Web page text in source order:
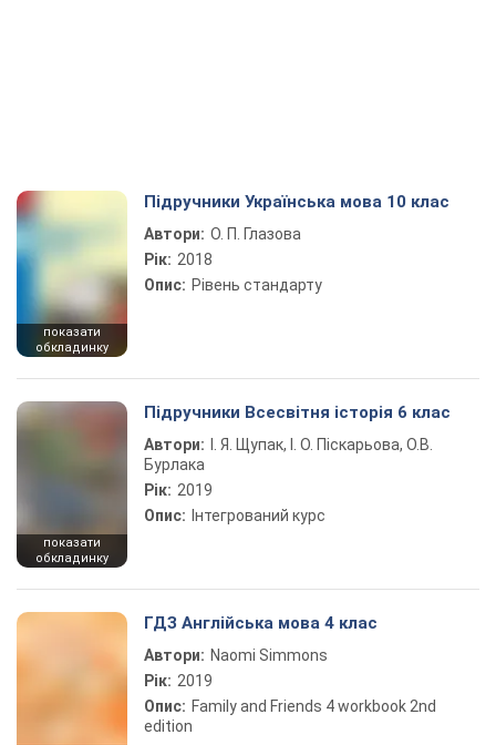
показати
обкладинку
Підручники Українська мова 10 клас
Автори: О. П. Глазова
Рік: 2018
Опис: Рівень стандарту
показати
обкладинку
Підручники Всесвітня історія 6 клас
Автори:
І. Я. Щупак, І. О. Піскарьова, О.В.
Бурлака
Рік: 2019
Опис: Інтегрований курс
ГДЗ Англійська мова 4 клас
Автори: Naomi Simmons
Рік: 2019
Опис: Family and Friends 4 workbook 2nd
edition